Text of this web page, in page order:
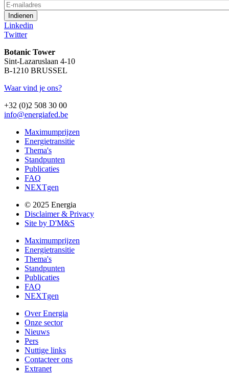
Linkedin
Twitter
Botanic Tower
Sint-Lazaruslaan 4-10
B-1210 BRUSSEL
Waar vind je ons?
+32 (0)2 508 30 00
info@energiafed.be
Maximumprijzen
Energietransitie
Thema's
Standpunten
Publicaties
FAQ
NEXTgen
© 2025 Energia
Disclaimer & Privacy
Site by D'M&S
Maximumprijzen
Energietransitie
Thema's
Standpunten
Publicaties
FAQ
NEXTgen
Over Energia
Onze sector
Nieuws
Pers
Nuttige links
Contacteer ons
Extranet